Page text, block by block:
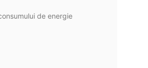
de energie